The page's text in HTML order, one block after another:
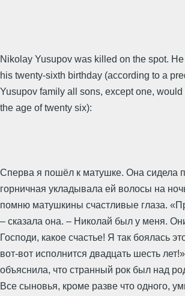
Nikolay Yusupov was killed on the spot.
his twenty-sixth birthday (according to a
Yusupov family all sons, except one,
the age of twenty six):
Сперва я пошёл к матушке. Она сидела
горничная укладывала ей волосы на
помню матушкины счастливые глаза.
– сказала она. – Николай был у меня.
Господи, какое счастье! Я так боялась
вот-вот исполнится двадцать шесть
объяснила, что странный рок был над
Все сыновья, кроме разве что одного,